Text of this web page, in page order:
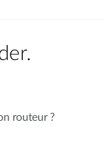
routeur ?